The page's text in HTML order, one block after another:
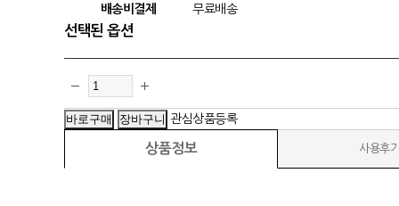
배송비결제
무료배송
선택된 옵션
관심상품등록
상품정보 사용후기